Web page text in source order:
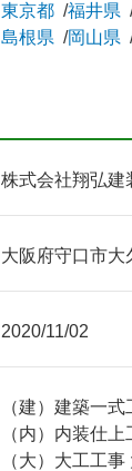
東京都 福井県
島根県
岡山県
株式会社翔弘建
大阪府守口市大
2020/11/02
（建）建築一
（内）内装仕
（大）大工工